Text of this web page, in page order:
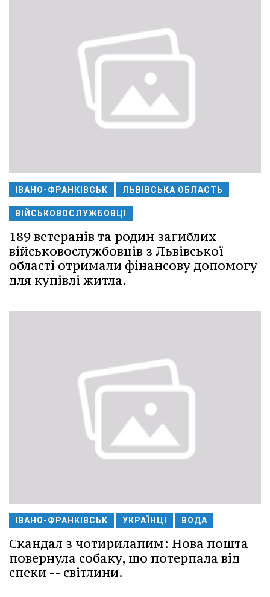
ІВАНО-ФРАНКІВСЬК ЛЬВІВСЬКА ОБЛАСТЬ
ВІЙСЬКОВОСЛУЖБОВЦІ
189 ветеранів та родин загиблих
військовослужбовців з Львівської
області отримали фінансову допомогу
для купівлі житла.
ІВАНО-ФРАНКІВСЬК УКРАЇНЦІ ВОДА
Скандал з чотирилапим: Нова пошта
повернула собаку, що потерпала від
спеки -- світлини.